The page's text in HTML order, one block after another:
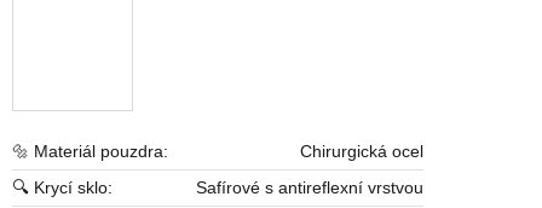
🔩 Materiál pouzdra:
Chirurgická ocel
🔍 Krycí sklo:
Safírové s antireflexní vrstvou